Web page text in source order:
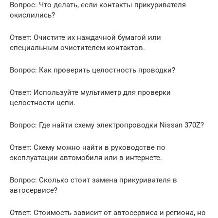
Вопрос: Что делать, если контакты прикуривателя
окислились?
Ответ: Очистите их наждачной бумагой или
специальным очистителем контактов.
Вопрос: Как проверить целостность проводки?
Ответ: Используйте мультиметр для проверки
целостности цепи.
Вопрос: Где найти схему электропроводки Nissan 370Z?
Ответ: Схему можно найти в руководстве по
эксплуатации автомобиля или в интернете.
Вопрос: Сколько стоит замена прикуривателя в
автосервисе?
Ответ: Стоимость зависит от автосервиса и региона, но